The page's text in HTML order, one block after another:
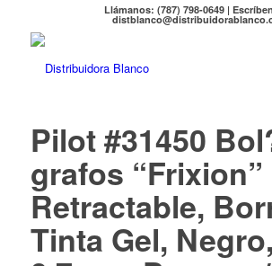
Llámanos: (787) 798-0649 |
Pilot #31450
grafos “Frixion”
Retractable,
Tinta Gel, Negro,